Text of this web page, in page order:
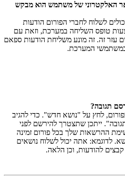
האלקטרוני של משתמש הוא מבקש
לשלוח לחברי הפורום הודעות
טופס השליחה במערכת, וזאת עם
עזר זה. זה מונע משליחת הודעות ספאם
במשתמשי המערכת.
תגובה?
לחץ על "נושא חדש". כדי להגיב
ייתכן שתצטרך להירשם לפני
ההרשאות שלך בכל פורום זמינה
לדוגמא: אתה יכול לשלוח נושאים
להודעות, וכן הלאה.